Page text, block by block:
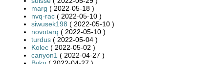
marg ( 2022-05-18 )
nvq-rac ( 2022-05-10 )
siwusek198 ( 2022-05-10 )
novotarq ( 2022-05-10 )
turdus ( 2022-05-04 )
Kolec ( 2022-05-02 )
canyon1 ( 2022-04-27 )